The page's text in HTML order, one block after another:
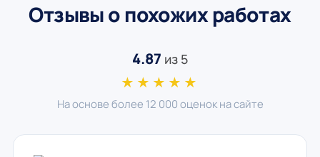
Отзывы о похожих работах
4.87 из 5
★★★★★
На основе более 12 000 оценок на сайте